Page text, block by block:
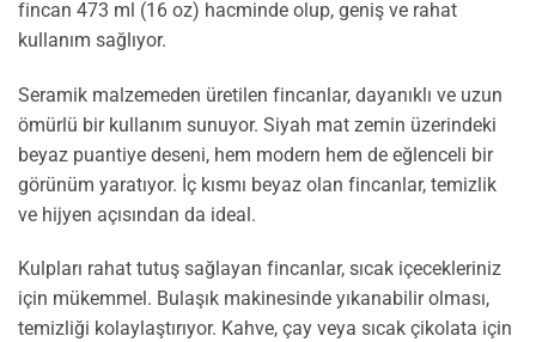
fincan 473 ml (16 oz) hacminde olup, geniş ve rahat
kullanım sağlıyor.
Seramik malzemeden üretilen fincanlar, dayanıklı ve uzun
ömürlü bir kullanım sunuyor. Siyah mat zemin üzerindeki
beyaz puantiye deseni, hem modern hem de eğlenceli bir
görünüm yaratıyor. İç kısmı beyaz olan fincanlar, temizlik
ve hijyen açısından da ideal.
Kulpları rahat tutuş sağlayan fincanlar, sıcak içecekleriniz
için mükemmel. Bulaşık makinesinde yıkanabilir olması,
temizliği kolaylaştırıyor. Kahve, çay veya sıcak çikolata için